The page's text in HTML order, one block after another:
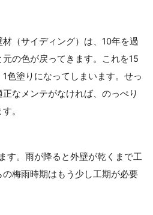
（サイディング）は、10年を過
の色が戻ってきます。これを15
色塗りになってしまいます。せっ
なメンテがなければ、のっぺり
。
す。雨が降ると外壁が乾くまで工
梅雨時期はもう少し工期が必要